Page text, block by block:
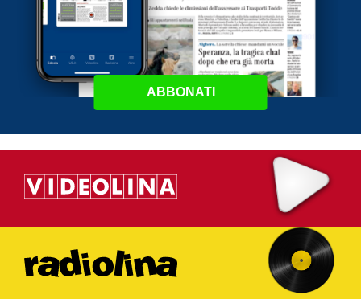
ABBONATI